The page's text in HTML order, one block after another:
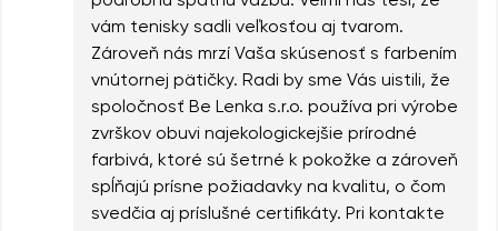
vám tenisky sadli veľkosťou aj tvarom.
Zároveň nás mrzí Vaša skúsenosť s farbením
vnútornej pätičky. Radi by sme Vás uistili, že
spoločnosť Be Lenka s.r.o. používa pri výrobe
zvrškov obuvi najekologickejšie prírodné
farbivá, ktoré sú šetrné k pokožke a zároveň
spĺňajú prísne požiadavky na kvalitu, o čom
svedčia aj príslušné certifikáty. Pri kontakte